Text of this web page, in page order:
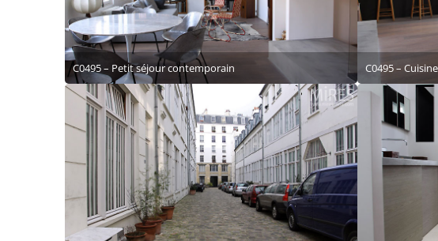
C0495 – Petit séjour contemporain C0495 –